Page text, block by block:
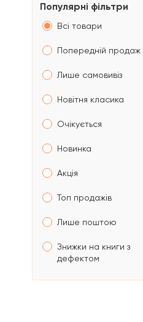
Популярні фільтри
Всі товари
Попередній продаж
Лише самовивіз
Новітня класика
Очікується
Новинка
Акція
Топ продажів
Лише поштою
Знижки на книги з
дефектом